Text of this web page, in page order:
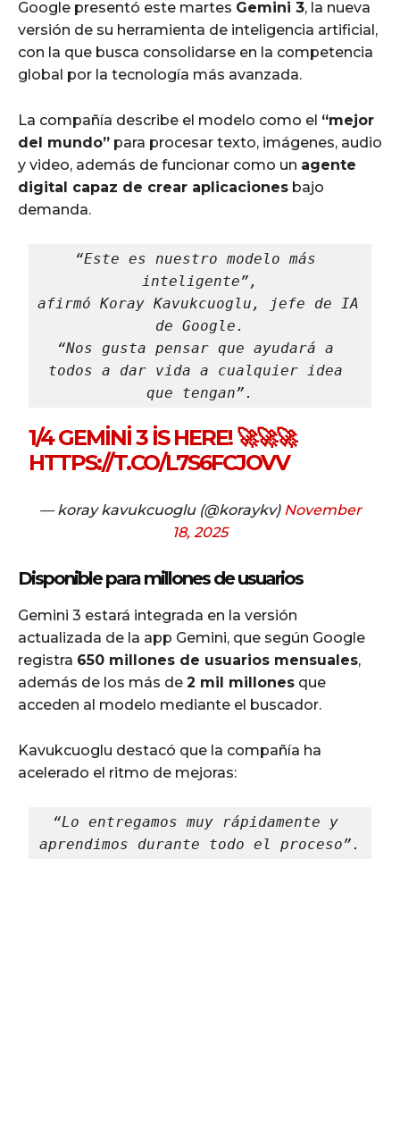
Google presentó este martes Gemini 3, la nueva
versión de su herramienta de inteligencia artificial,
con la que busca consolidarse en la competencia
global por la tecnología más avanzada.
La compañía describe el modelo como el “mejor
del mundo” para procesar texto, imágenes, audio
y video, además de funcionar como un agente
digital capaz de crear aplicaciones bajo
demanda.
“Este es nuestro modelo más
inteligente”,
afirmó Koray Kavukcuoglu, jefe de IA
de Google.
“Nos gusta pensar que ayudará a
todos a dar vida a cualquier idea
que tengan”.
1/4 GEMINI 3 IS HERE! 🚀🚀🚀
HTTPS://T.CO/L7S6FCJOVV
— koray kavukcuoglu (@koraykv) November
18, 2025
Disponible para millones de usuarios
Gemini 3 estará integrada en la versión
actualizada de la app Gemini, que según Google
registra 650 millones de usuarios mensuales,
además de los más de 2 mil millones que
acceden al modelo mediante el buscador.
Kavukcuoglu destacó que la compañía ha
acelerado el ritmo de mejoras:
“Lo entregamos muy rápidamente y
aprendimos durante todo el proceso”.